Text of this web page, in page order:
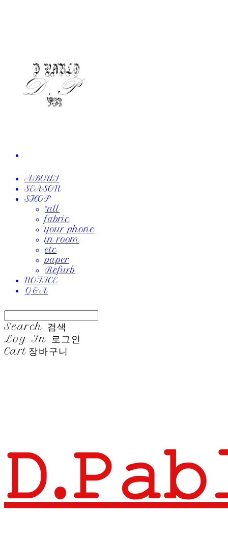
ABOUT
SEASON
SHOP
*all
fabric
your phone
in room
etc
paper
Refurb
NOTICE
Q&A
Search 검색
Log In 로그인
Cart 장바구니